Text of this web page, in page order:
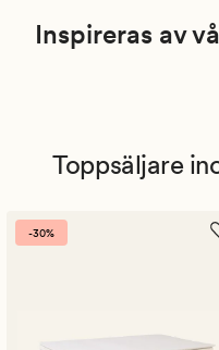
Inspireras av
Toppsäljare
-30%